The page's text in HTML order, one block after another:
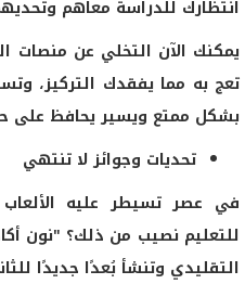
انتظارك للدراسة معاهم
يمكنك الآن التخلي عن منصات
تعج به مما يفقدك التركيز،
بشكل ممتع ويسير يحافظ على
تحديات وجوائز لا تنتهي
في عصر تسيطر عليه
للتعليم نصيب من ذلك؟ "نون
التقليدي وتنشأ بُعدًا جديدًا